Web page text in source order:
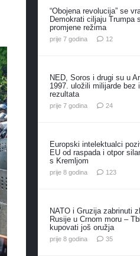
“Obojena revolucija” se
Demokrati ciljaju Trumpa
promjene režima
prije 7 godina 12komentara
NED, Soros i drugi su u
1997. uložili milijarde bez
rezultata
prije 7 godina 24komentara
Europski intelektualci
EU od raspada i otpor
s Kremljom
prije 8 godina 123
NATO i Gruzija zabrinuti
Rusije u Crnom moru –
kupovati još oružja
prije 8 godina 35komentara